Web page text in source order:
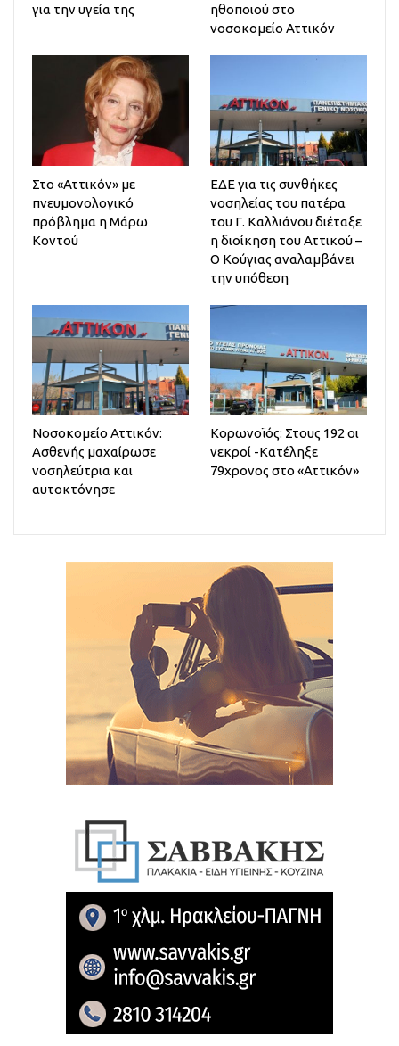
για την υγεία της
ηθοποιού στο
νοσοκομείο Αττικόν
Στο «Αττικόν» με
πνευμονολογικό
πρόβλημα η Μάρω
Κοντού
ΕΔΕ για τις συνθήκες
νοσηλείας του πατέρα
του Γ. Καλλιάνου διέταξε
η διοίκηση του Αττικού –
Ο Κούγιας αναλαμβάνει
την υπόθεση
Νοσοκομείο Αττικόν:
Ασθενής μαχαίρωσε
νοσηλεύτρια και
αυτοκτόνησε
Κορωνοϊός: Στους 192 οι
νεκροί -Κατέληξε
79χρονος στο «Αττικόν»